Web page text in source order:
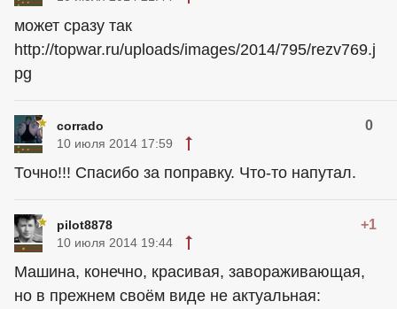
может сразу так
http://topwar.ru/uploads/images/2014/795/rezv769.j
pg
corrado 0
10 июля 2014 17:59
Точно!!! Спасибо за поправку. Что-то напутал.
pilot8878 +1
10 июля 2014 19:44
Машина, конечно, красивая, завораживающая,
но в прежнем своём виде не актуальная: